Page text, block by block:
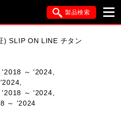
製品検索
SUZUKI
) SLIP ON LINE チタン
'2018 ～ '2024,
'2018 ～ '2024,
～ '2024